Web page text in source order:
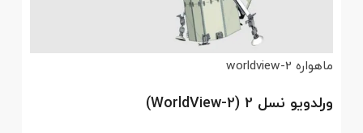
ماهواره worldview-2
ورلدویو نسل 2 (WorldView-2)